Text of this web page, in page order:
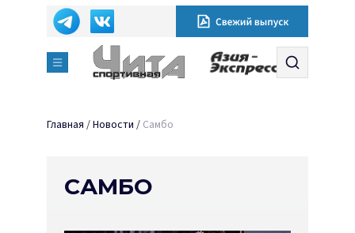
Главная /Новости / Самбо
САМБО